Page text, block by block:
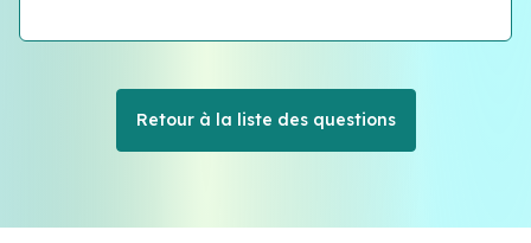
Retour à la liste des questions